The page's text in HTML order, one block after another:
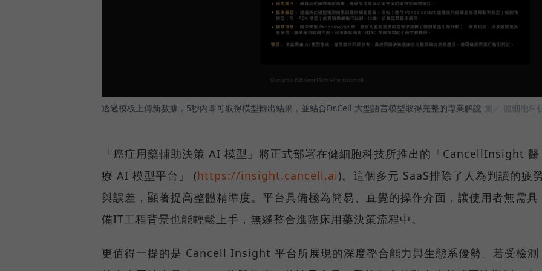
透過模板上傳新數據，5秒內即可取得模型輸出結果，並結合Dr.Cell 大型語言模型取得完整的專業解說 圖／ 健細胞科
「癌症用藥輔助決策 AI 模型」將正式部署在健細胞科技所推出的「CancellInsight 醫
療 AI 模型平台」 (https://insight.cancell.ai)。這個多元 SaaS排除了人為判讀的疲
與誤差，顯著提高整體精準度。平台具備極為簡易、直覺的操作介面，讓使用者無需具
備IT工程背景也能輕鬆上手，無縫整合進臨床用藥決策流程中。
更值得一提的是 Cancell Insight 平台所展現的深度整合能力與生態系優勢。若受檢測